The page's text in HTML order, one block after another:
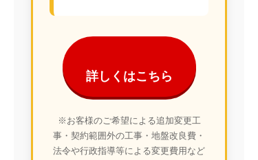
詳しくはこちら
※お客様のご希望による追加変更工
事・契約範囲外の工事・地盤改良費・
法令や行政指導等による変更費用など